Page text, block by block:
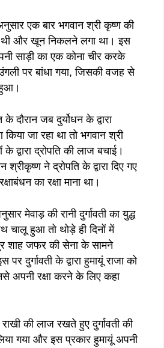
एक बार भगवान श्री कृष्ण की
और खून निकलने लगा था। इस
साड़ी का एक कोना चीर करके
पर बांधा गया, जिसकी वजह से
दौरान जब दुर्योधन के द्वारा
किया जा रहा था तो भगवान श्री
द्वारा द्रोपति की लाज बचाई।
श्रीकृष्ण ने द्रोपति के द्वारा दिए गए
का रक्षा माना था।
मेवाड़ की रानी दुर्गावती का युद्ध
चालू हुआ तो थोड़े ही दिनों में
शाह जफर की सेना के सामने
दुर्गावती के द्वारा हुमायूं राजा को
अपनी रक्षा करने के लिए कहा
राखी की लाज रखते हुए दुर्गावती की
गया और इस प्रकार हुमायूं अपनी